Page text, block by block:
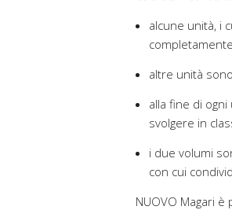
alcune unità, i
altre unità
alla fine di
svolgere in
i due volumi
con cui
NUOVO Magari